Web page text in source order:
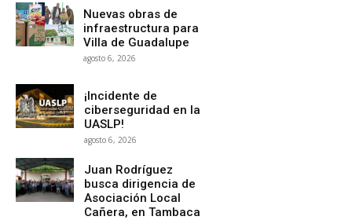
Nuevas obras de
infraestructura para
Villa de Guadalupe
agosto 6, 2026
¡Incidente de
ciberseguridad en la
UASLP!
agosto 6, 2026
Juan Rodríguez
busca dirigencia de
Asociación Local
Cañera, en Tambaca